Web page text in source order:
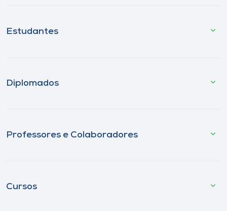
Estudantes
Diplomados
Professores e Colaboradores
Cursos